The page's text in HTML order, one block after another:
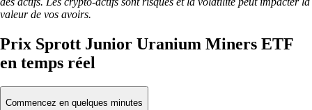
valeur de vos avoirs.
Prix Sprott Junior Uranium Miners ETF
en temps réel
Commencez en quelques minutes